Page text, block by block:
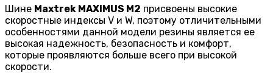
Шине Maxtrek MAXIMUS M2 присвоены высокие
скоростные индексы V и W, поэтому отличительными
особенностями данной модели резины является ее
высокая надежность, безопасность и комфорт,
которые проявляются больше всего при высокой
скорости.